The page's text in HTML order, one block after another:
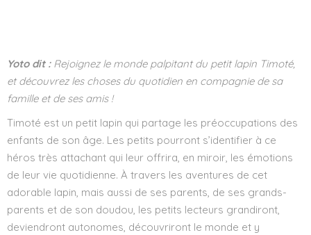
Yoto dit :Rejoignez le monde palpitant du petit lapin Timoté,
et découvrez les choses du quotidien en compagnie de sa
famille et de ses amis !
Timoté est un petit lapin qui partage les préoccupations des
enfants de son âge. Les petits pourront s’identifier à ce
héros très attachant qui leur offrira, en miroir, les émotions
de leur vie quotidienne. À travers les aventures de cet
adorable lapin, mais aussi de ses parents, de ses grands-
parents et de son doudou, les petits lecteurs grandiront,
deviendront autonomes, découvriront le monde et y